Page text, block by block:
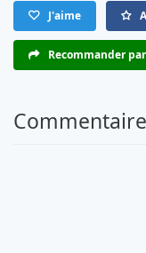
J'aime
Recommander